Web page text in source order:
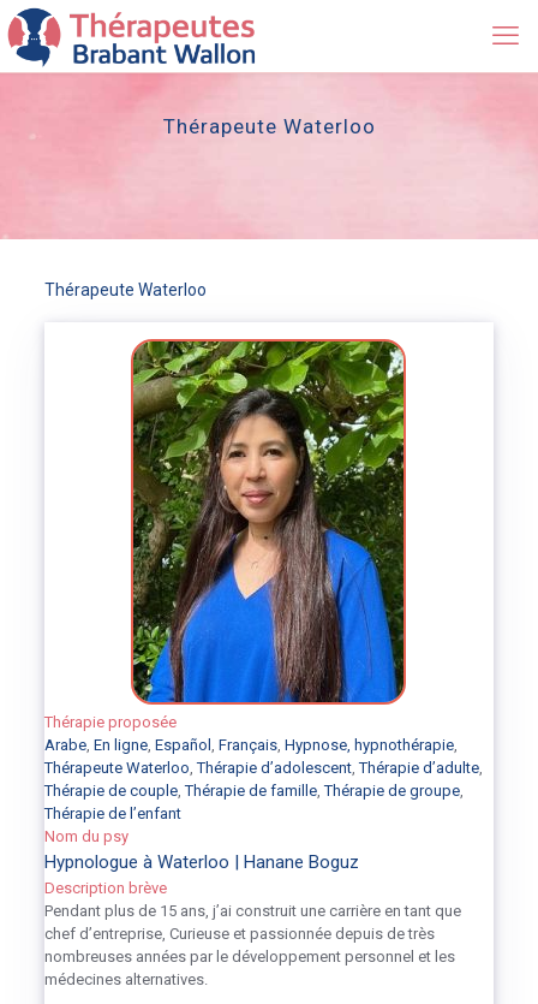
Thérapeute Waterloo
Thérapeute Waterloo
Nom du psy
Hypnologue à Waterloo | Hanane Boguz
Thérapie proposée
Arabe, En ligne, Español , Français, Hypnose, hypnothérapie,
Thérapeute Waterloo,Thérapie d’adolescent,Thérapie d’adulte,
Thérapie de couple,Thérapie de famille,Thérapie de groupe,
Thérapie de l’enfant
Description brève
Pendant plus de 15 ans, j’ai construit une carrière en tant que
chef d’entreprise, Curieuse et passionnée depuis de très
nombreuses années par le développement personnel et les
médecines alternatives.